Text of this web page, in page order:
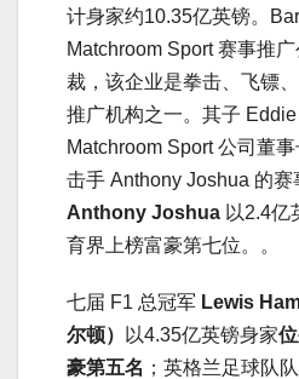
计身家约10.35亿英镑。
Matchroom Sport 赛事推
裁，该企业是拳击、飞镖
推广机构之一。其子
Matchroom Sport 公司董
击手 Anthony Joshua 的赛
Anthony Joshua 以2.4亿
育界上榜富豪第七位。。
七届 F1 总冠军 Lewis
尔顿）
以4.35亿英镑身家
豪第五名 ；英格兰足球队